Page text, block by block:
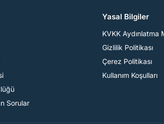
Sorular
Yasal Bilgiler
KVKK Aydınlatma
Gizlilik Politikası
Çerez Politikası
Kullanım Koşulları